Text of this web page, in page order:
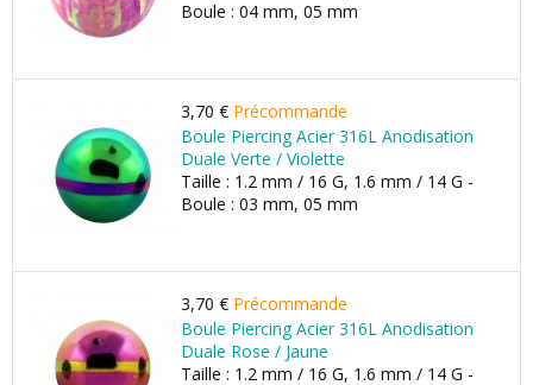
Boule : 04 mm, 05 mm
3,70 € Précommande
Boule Piercing Acier 316L Anodisation
Duale Verte / Violette
Taille : 1.2 mm / 16 G, 1.6 mm / 14 G -
Boule : 03 mm, 05 mm
3,70 € Précommande
Boule Piercing Acier 316L Anodisation
Duale Rose / Jaune
Taille : 1.2 mm / 16 G, 1.6 mm / 14 G -